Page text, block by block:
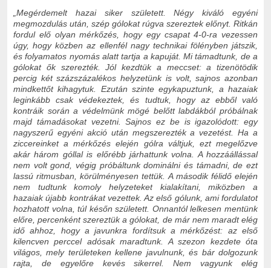
„Megérdemelt hazai siker született. Négy kiváló egyéni
megmozdulás után, szép gólokat rúgva szereztek előnyt. Ritkán
fordul elő olyan mérkőzés, hogy egy csapat 4-0-ra vezessen
úgy, hogy közben az ellenfél nagy technikai fölényben játszik,
és folyamatos nyomás alatt tartja a kapuját. Mi támadtunk, de a
gólokat ők szerezték. Jól kezdtük a meccset: a tizenötödik
percig két százszázalékos helyzetünk is volt, sajnos azonban
mindkettőt kihagytuk. Ezután szinte egykapuztunk, a hazaiak
leginkább csak védekeztek, és tudtuk, hogy az ebből való
kontráik során a védelmünk mögé belőtt labdákból próbálnak
majd támadásokat vezetni. Sajnos ez be is igazolódott: egy
nagyszerű egyéni akció után megszerezték a vezetést. Ha a
ziccereinket a mérkőzés elején gólra váltjuk, ezt megelőzve
akár három góllal is előrébb járhattunk volna. A hozzáállással
nem volt gond, végig próbáltunk dominálni és támadni, de ezt
lassú ritmusban, körülményesen tettük. A második félidő elején
nem tudtunk komoly helyzeteket kialakítani, miközben a
hazaiak újabb kontrákat vezettek. Az első gólunk, ami fordulatot
hozhatott volna, túl későn született. Onnantól lelkesen mentünk
előre, percenként szereztük a gólokat, de már nem maradt elég
idő ahhoz, hogy a javunkra fordítsuk a mérkőzést: az első
kilencven perccel adósak maradtunk. A szezon kezdete óta
világos, mely területeken kellene javulnunk, és bár dolgozunk
rajta, de egyelőre kevés sikerrel. Nem vagyunk elég